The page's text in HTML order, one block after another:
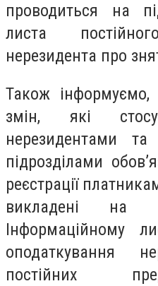
проводиться на
листа
нерезидента про
Також
змін, які
нерезидентами та
підрозділами
реєстрації
викладені
оподаткування
постійних